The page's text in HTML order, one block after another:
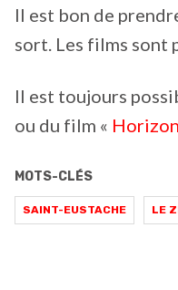
Il est bon de
sort. Les films sont
Il est toujours
ou du film «
MOTS-CLÉS
SAINT-EUSTACHE LE